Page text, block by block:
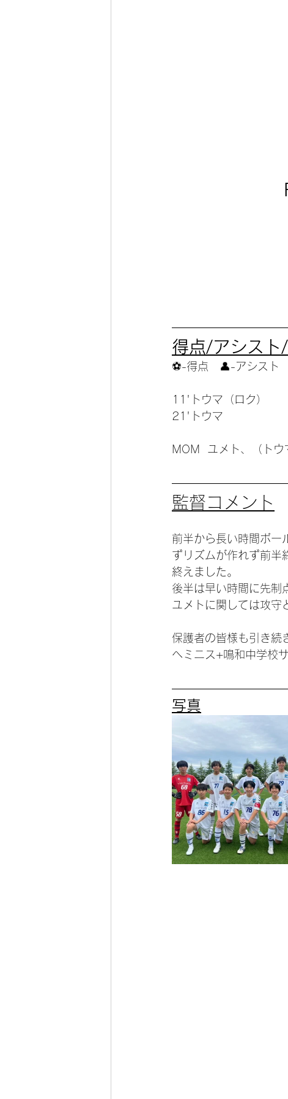
得点/アシスト
⚽️-得点　👤-アシスト
11'トウマ（ロク）
21'トウマ
MOM  ユメト、（トウ
監督コメント
前半から長い時間ボー
ずリズムが作れず前半
終えました。
後半は早い時間に先制
ユメトに関しては攻守
保護者の皆様も引き続
ヘミニス+鳴和中学校
写真